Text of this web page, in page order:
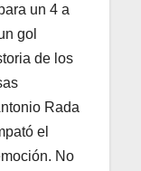
un 4 a
gol
de los
Rada
el
No